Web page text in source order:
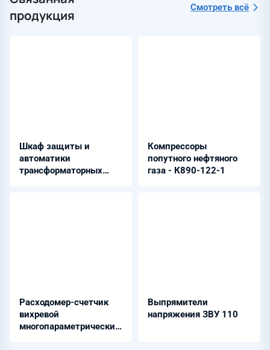
продукция
Смотреть всё
Шкаф защиты и
автоматики
трансформаторных
Компрессоры
попутного нефтяного
газа - К890-122-1
Расходомер-счетчик
вихревой
многопараметрический
Выпрямители
напряжения ЗВУ 110